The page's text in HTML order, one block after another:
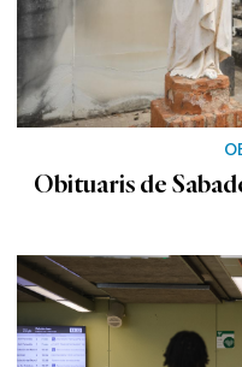
Obituaris de